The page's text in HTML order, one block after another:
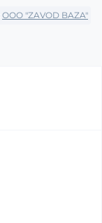
OOO "ZAVOD BAZA"